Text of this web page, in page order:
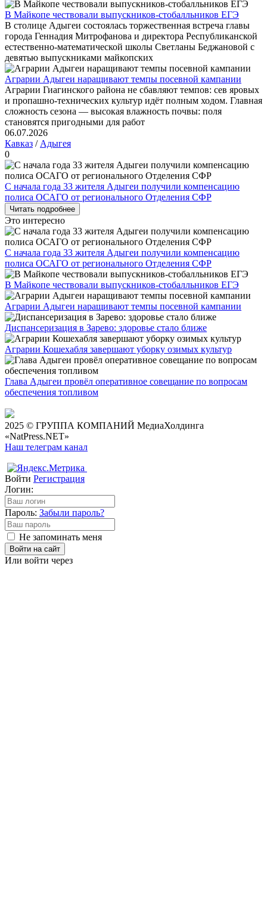
В Майкопе чествовали выпускников-стобалльников ЕГЭ
В столице Адыгеи состоялась торжественная встреча главы
города Геннадия Митрофанова и директора Республиканской
естественно-математической школы Светланы Беджановой с
девятью выпускниками майкопских
Аграрии Адыгеи наращивают темпы посевной кампании
Аграрии Гиагинского района не сбавляют темпов: сев яровых
и пропашно‑технических культур идёт полным ходом. Главная
сложность сезона — высокая влажность почвы: поля
становятся пригодными для работ
06.07.2026
Кавказ / Адыгея
0
С начала года 33 жителя Адыгеи получили компенсацию
полиса ОСАГО от регионального Отделения СФР
Читать подробнее
Это интересно
С начала года 33 жителя Адыгеи получили компенсацию
полиса ОСАГО от регионального Отделения СФР
В Майкопе чествовали выпускников-стобалльников ЕГЭ
Аграрии Адыгеи наращивают темпы посевной кампании
Диспансеризация в Зарево: здоровье стало ближе
Аграрии Кошехабля завершают уборку озимых культур
Глава Адыгеи провёл оперативное совещание по вопросам
обеспечения топливом
2025 © ГРУППА КОМПАНИЙ МедиаХолдинга
«NatPress.NET»
Наш телеграм канал
Войти Регистрация
Логин:
Пароль: Забыли пароль?
Не запоминать меня
Войти на сайт
Или войти через